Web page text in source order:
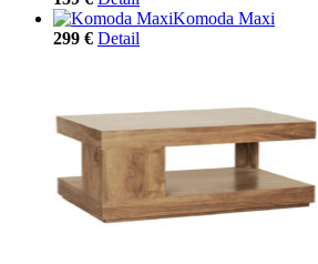
Komoda Maxi
299 € Detail